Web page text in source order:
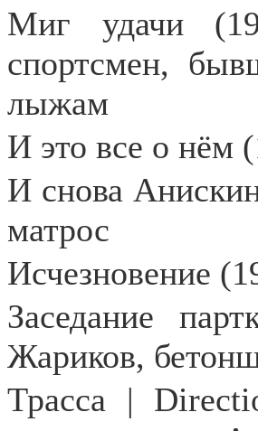
Миг удачи
спортсмен,
лыжам
И это все о нём
И снова
матрос
Исчезновение
Заседание
Жариков,
Трасса |